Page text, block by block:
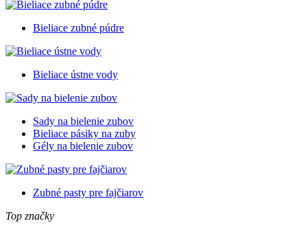
Bieliace zubné púdre
Bieliace ústne vody
Sady na bielenie zubov
Bieliace pásiky na zuby
Gély na bielenie zubov
Zubné pasty pre fajčiarov
Top značky